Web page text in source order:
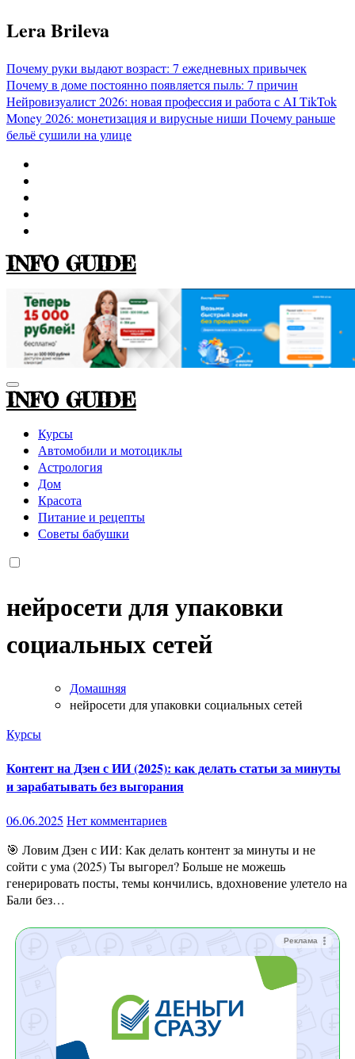
Перейти
к
Lera Brileva
Почему руки выдают возраст: 7 ежедневных привычек
Почему в доме постоянно появляется пыль: 7 причин
Нейровизуалист 2026: новая профессия и работа с AITikTok
Money 2026: монетизация и вирусные ниши Почему раньше
бельё сушили на улице
INFO GUIDE
INFO GUIDE
Курсы
Автомобили и мотоциклы
Астрология
Дом
Красота
Питание и рецепты
Советы бабушки
нейросети для упаковки
социальных сетей
Домашняя
нейросети для упаковки социальных сетей
Курсы
Контент на Дзен с ИИ (2025): как делать статьи за минуты
и зарабатывать без выгорания
06.06.2025 Нет комментариев
🎯 Ловим Дзен с ИИ: Как делать контент за минуты и не
сойти с ума (2025) Ты выгорел? Больше не можешь
генерировать посты, темы кончились, вдохновение улетело на
Бали без…
Реклама